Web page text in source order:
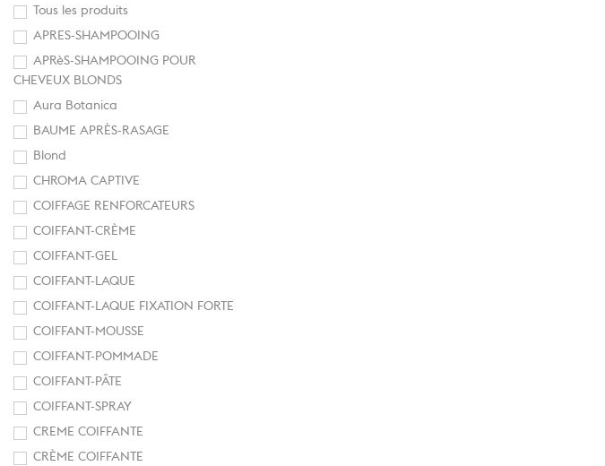
Tous les produits
APRES-SHAMPOOING
APRèS-SHAMPOOING POUR
CHEVEUX BLONDS
Aura Botanica
BAUME APRÈS-RASAGE
Blond
CHROMA CAPTIVE
COIFFAGE RENFORCATEURS
COIFFANT-CRÈME
COIFFANT-GEL
COIFFANT-LAQUE
COIFFANT-LAQUE FIXATION FORTE
COIFFANT-MOUSSE
COIFFANT-POMMADE
COIFFANT-PÂTE
COIFFANT-SPRAY
CREME COIFFANTE
CRÈME COIFFANTE